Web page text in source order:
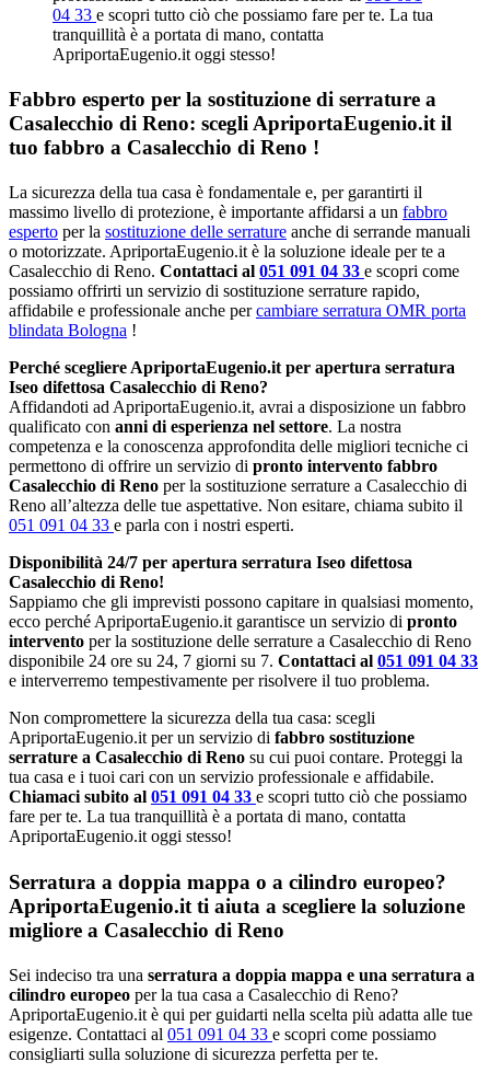
04 33 e scopri tutto ciò che possiamo fare per te. La tua
tranquillità è a portata di mano, contatta
ApriportaEugenio.it oggi stesso!
Fabbro esperto per la sostituzione di serrature a
Casalecchio di Reno: scegli ApriportaEugenio.it il
tuo fabbro a Casalecchio di Reno !
La sicurezza della tua casa è fondamentale e, per garantirti il
massimo livello di protezione, è importante affidarsi a un fabbro
esperto per la sostituzione delle serrature anche di serrande manuali
o motorizzate. ApriportaEugenio.it è la soluzione ideale per te a
Casalecchio di Reno. Contattaci al 051 091 04 33 e scopri come
possiamo offrirti un servizio di sostituzione serrature rapido,
affidabile e professionale anche percambiare serratura OMR porta
blindata Bologna !
Perché scegliere ApriportaEugenio.it per apertura serratura
Iseo difettosa Casalecchio di Reno?
Affidandoti ad ApriportaEugenio.it, avrai a disposizione un fabbro
qualificato con anni di esperienza nel settore. La nostra
competenza e la conoscenza approfondita delle migliori tecniche ci
permettono di offrire un servizio di pronto intervento fabbro
Casalecchio di Reno per la sostituzione serrature a Casalecchio di
Reno all’altezza delle tue aspettative. Non esitare, chiama subito il
051 091 04 33 e parla con i nostri esperti.
Disponibilità 24/7 per apertura serratura Iseo difettosa
Casalecchio di Reno!
Sappiamo che gli imprevisti possono capitare in qualsiasi momento,
ecco perché ApriportaEugenio.it garantisce un servizio di pronto
intervento per la sostituzione delle serrature a Casalecchio di Reno
disponibile 24 ore su 24, 7 giorni su 7. Contattaci al 051 091 04 33
e interverremo tempestivamente per risolvere il tuo problema.
Non compromettere la sicurezza della tua casa: scegli
ApriportaEugenio.it per un servizio di fabbro sostituzione
serrature a Casalecchio di Reno su cui puoi contare. Proteggi la
tua casa e i tuoi cari con un servizio professionale e affidabile.
Chiamaci subito al 051 091 04 33 e scopri tutto ciò che possiamo
fare per te. La tua tranquillità è a portata di mano, contatta
ApriportaEugenio.it oggi stesso!
Serratura a doppia mappa o a cilindro europeo?
ApriportaEugenio.it ti aiuta a scegliere la soluzione
migliore a Casalecchio di Reno
Sei indeciso tra una serratura a doppia mappa e una serratura a
cilindro europeo per la tua casa a Casalecchio di Reno?
ApriportaEugenio.it è qui per guidarti nella scelta più adatta alle tue
esigenze. Contattaci al 051 091 04 33 e scopri come possiamo
consigliarti sulla soluzione di sicurezza perfetta per te.